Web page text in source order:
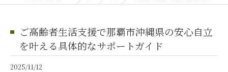
ご高齢者生活支援で那覇市沖縄県の安心自立
を叶える具体的なサポートガイド
2025/11/12